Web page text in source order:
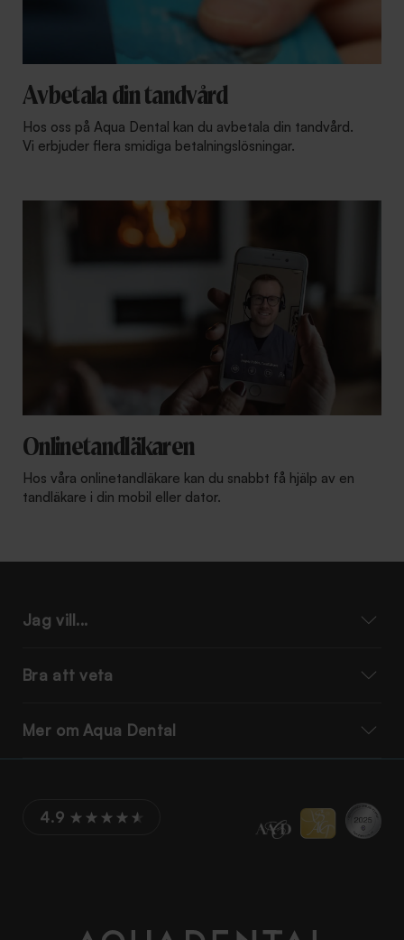
Avbetala din tandvård
Hos oss på Aqua Dental kan du avbetala din tandvård.
Vi erbjuder flera smidiga betalningslösningar.
Onlinetandläkaren
Hos våra onlinetandläkare kan du snabbt få hjälp av en
tandläkare i din mobil eller dator.
Jag vill...
Bra att veta
Mer om Aqua Dental
4.9